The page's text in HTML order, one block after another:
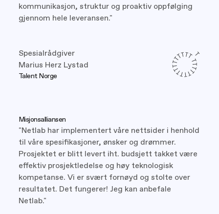
kommunikasjon, struktur og proaktiv oppfølging
gjennom hele leveransen."
Spesialrådgiver
Marius Herz Lystad
Talent Norge
Misjonsalliansen
"Netlab har implementert våre nettsider i henhold
til våre spesifikasjoner, ønsker og drømmer.
Prosjektet er blitt levert iht. budsjett takket være
effektiv prosjektledelse og høy teknologisk
kompetanse. Vi er svært fornøyd og stolte over
resultatet. Det fungerer! Jeg kan anbefale
Netlab."